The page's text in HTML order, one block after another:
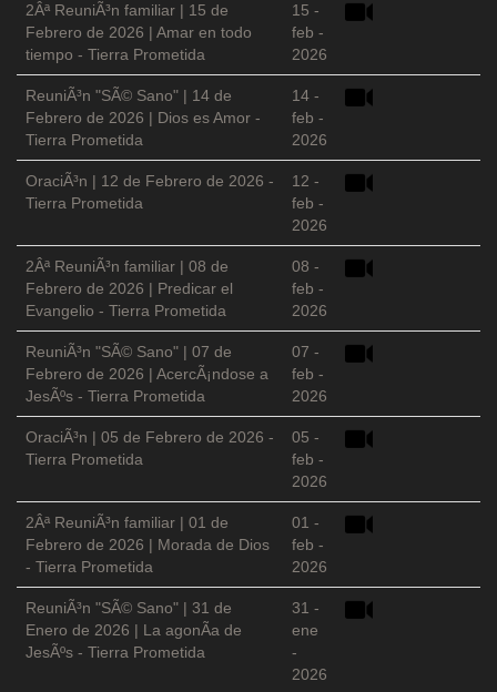
2Âª ReuniÃ³n familiar | 15 de
Febrero de 2026 | Amar en todo
tiempo - Tierra Prometida
15 -
feb -
2026
ReuniÃ³n "SÃ© Sano" | 14 de
Febrero de 2026 | Dios es Amor -
Tierra Prometida
14 -
feb -
2026
OraciÃ³n | 12 de Febrero de 2026 -
Tierra Prometida
12 -
feb -
2026
2Âª ReuniÃ³n familiar | 08 de
Febrero de 2026 | Predicar el
Evangelio - Tierra Prometida
08 -
feb -
2026
ReuniÃ³n "SÃ© Sano" | 07 de
Febrero de 2026 | AcercÃ¡ndose a
JesÃºs - Tierra Prometida
07 -
feb -
2026
OraciÃ³n | 05 de Febrero de 2026 -
Tierra Prometida
05 -
feb -
2026
2Âª ReuniÃ³n familiar | 01 de
Febrero de 2026 | Morada de Dios
- Tierra Prometida
01 -
feb -
2026
ReuniÃ³n "SÃ© Sano" | 31 de
Enero de 2026 | La agonÃ­a de
JesÃºs - Tierra Prometida
31 -
ene
-
2026